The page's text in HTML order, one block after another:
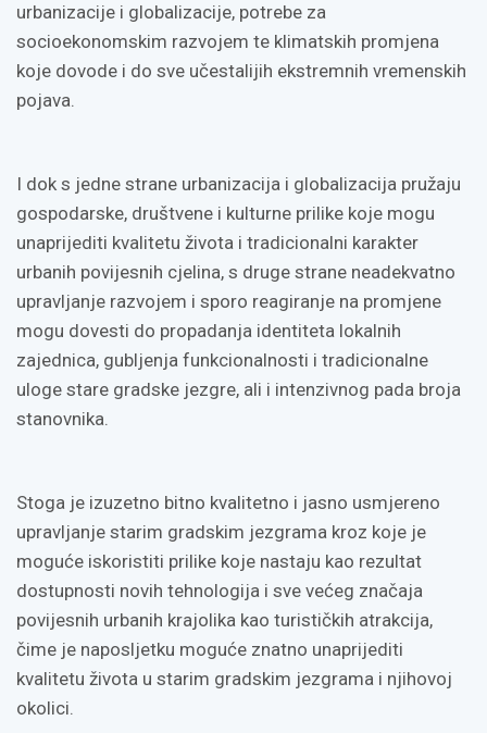
urbanizacije i globalizacije, potrebe za
socioekonomskim razvojem te klimatskih promjena
koje dovode i do sve učestalijih ekstremnih vremenskih
pojava.
I dok s jedne strane urbanizacija i globalizacija pružaju
gospodarske, društvene i kulturne prilike koje mogu
unaprijediti kvalitetu života i tradicionalni karakter
urbanih povijesnih cjelina, s druge strane neadekvatno
upravljanje razvojem i sporo reagiranje na promjene
mogu dovesti do propadanja identiteta lokalnih
zajednica, gubljenja funkcionalnosti i tradicionalne
uloge stare gradske jezgre, ali i intenzivnog pada broja
stanovnika.
Stoga je izuzetno bitno kvalitetno i jasno usmjereno
upravljanje starim gradskim jezgrama kroz koje je
moguće iskoristiti prilike koje nastaju kao rezultat
dostupnosti novih tehnologija i sve većeg značaja
povijesnih urbanih krajolika kao turističkih atrakcija,
čime je naposljetku moguće znatno unaprijediti
kvalitetu života u starim gradskim jezgrama i njihovoj
okolici.